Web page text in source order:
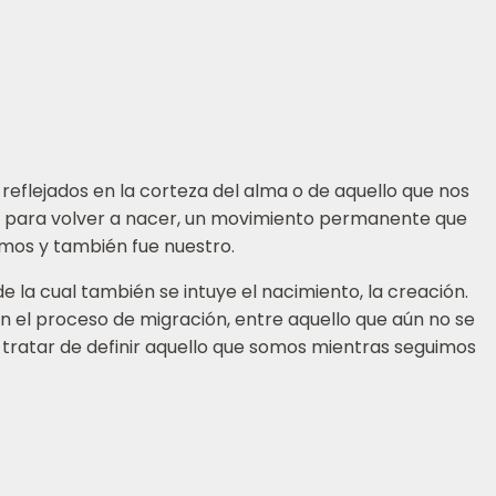
en la corteza del alma o de aquello que nos
volver a nacer, un movimiento permanente que
y también fue nuestro.
la cual también se intuye el nacimiento, la creación.
el proceso de migración, entre aquello que aún no se
de definir aquello que somos mientras seguimos